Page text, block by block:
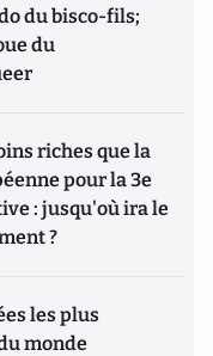
du bisco-fils;
du
riches que la
pour la 3e
: jusqu'où ira le
?
les plus
monde